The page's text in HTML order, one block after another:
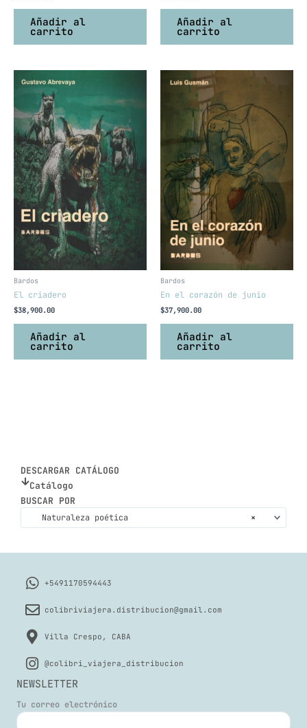
DESCARGAR CATÁLOGO
Catálogo
BUSCAR POR
×
Naturaleza poética
Añadir al
carrito
Añadir al
carrito
Bardos
El criadero
$38,900.00
Añadir al
carrito
Bardos
En el corazón de junio
$37,900.00
Añadir al
carrito
+5491170594443
colibriviajera.distribucion@gmail.com
Villa Crespo, CABA
@colibri_viajera_distribucion
NEWSLETTER
Tu correo electrónico